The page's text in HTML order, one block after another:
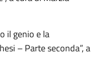
il genio e la
– Parte seconda”, a